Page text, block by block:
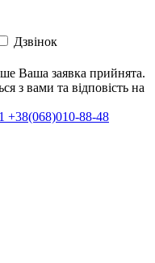
Дзвінок
Ваша заявка прийнята.
з вами та відповість на
+38(068)010-88-48